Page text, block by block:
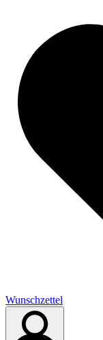
Wunschzettel